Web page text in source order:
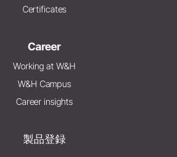
Certificates
Career
Working at W&H
W&H Campus
Career insights
製品登録